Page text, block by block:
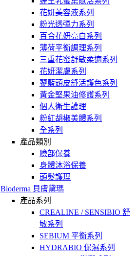
花妍美容液系列
粉光透彈力系列
百合花妍亮白系列
薄荷平衡調理系列
三重花蜜舒敏柔適系列
花妍潔膚系列
蓼藍頭皮舒活護色系列
黃金堅果油修護系列
個人衛生護理
粉紅胡椒美體系列
全系列
產品類別
臉部保養
身體沐浴保養
頭髮護理
Bioderma 貝膚黛瑪
產品系列
CREALINE / SENSIBIO 舒
敏系列
SEBIUM 平衡系列
HYDRABIO 保濕系列